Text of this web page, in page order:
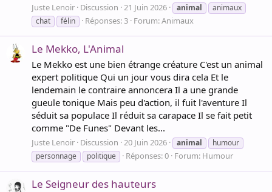
Juste Lenoir Discussion 21 Juin 2026 animal
animaux
chat
félin Réponses: 3 Forum:Animaux
Le Mekko, L'Animal
Le Mekko est une bien étrange créature C'est un animal
expert politique Qui un jour vous dira cela Et le
lendemain le contraire annoncera Il a une grande
gueule tonique Mais peu d'action, il fuit l'aventure Il
séduit sa populace Il réduit sa carapace Il se fait petit
comme "De Funes" Devant les...
Juste Lenoir Discussion 20 Juin 2026 animal
humour
personnage
politique Réponses: 0 Forum: Humour
Le Seigneur des hauteurs